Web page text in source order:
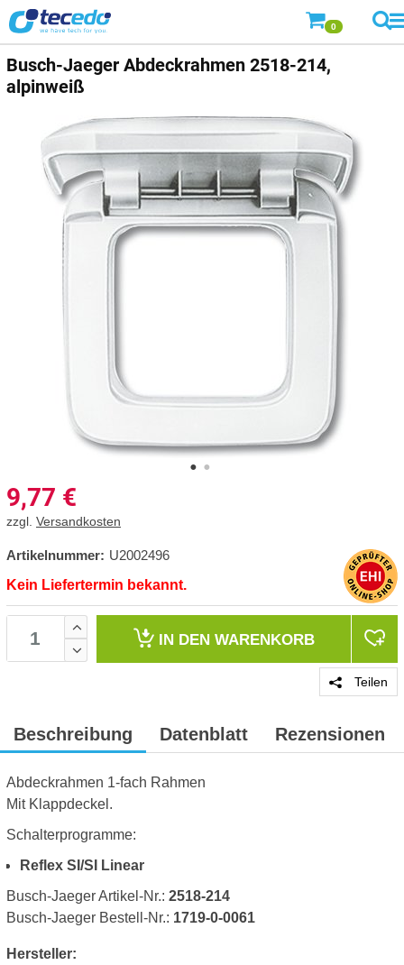
0
Busch-Jaeger Abdeckrahmen 2518-214,
alpinweiß
9,77 €
zzgl. Versandkosten
Artikelnummer: U2002496
Kein Liefertermin bekannt.
IN DEN WARENKORB
Teilen
Beschreibung Datenblatt Rezensionen
Abdeckrahmen 1-fach Rahmen
Mit Klappdeckel.
Schalterprogramme:
Reflex SI/SI Linear
Busch-Jaeger Artikel-Nr.: 2518-214
Busch-Jaeger Bestell-Nr.: 1719-0-0061
Hersteller: